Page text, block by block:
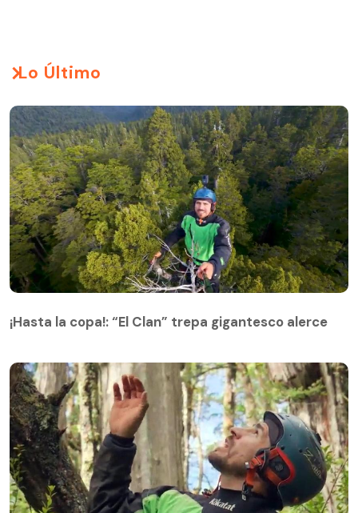
Lo Último
¡Hasta la copa!: “El Clan” trepa gigantesco alerce